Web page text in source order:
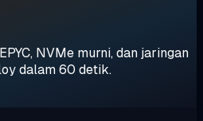
NVMe murni, dan jaringan
dalam 60 detik.